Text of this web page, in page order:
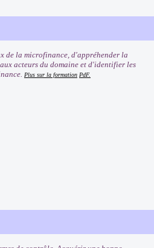
de la microfinance, d'appréhender la
acteurs du domaine et d'identifier les
Plus sur la formation PdF.